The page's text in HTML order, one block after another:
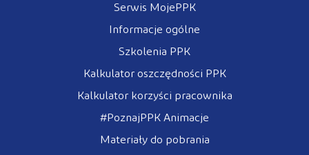
Serwis MojePPK
Informacje ogólne
Szkolenia PPK
Kalkulator oszczędności PPK
Kalkulator korzyści pracownika
#PoznajPPK Animacje
Materiały do pobrania